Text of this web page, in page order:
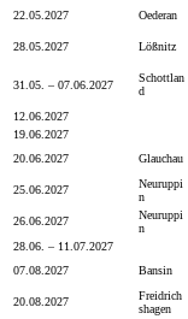
22.05.2027 Oederan
28.05.2027 Lößnitz
31.05. – 07.06.2027
Schottlan
d
12.06.2027
19.06.2027
20.06.2027
Glauchau
25.06.2027
Neuruppi
n
26.06.2027
Neuruppi
n
28.06. – 11.07.2027
07.08.2027
Bansin
20.08.2027
Freidrich
shagen